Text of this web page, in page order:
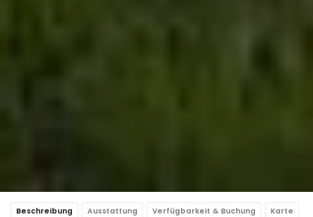
Beschreibung Ausstattung Verfügbarkeit & Buchung Karte